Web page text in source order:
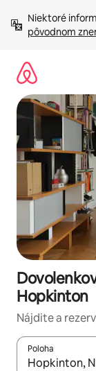
obsah.
Niektoré
pôvodnom
Hopkinton
Nájdite a
Poloha
Keď budú